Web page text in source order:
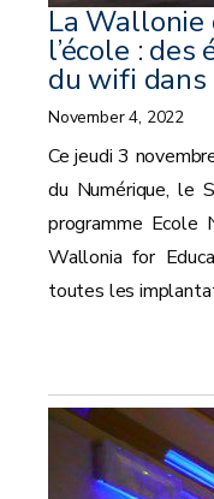
La Wallonie
l’école :
du wifi
November 4, 2022
Ce jeudi 3
du Numérique, le
programme Ecole
Wallonia for
toutes les